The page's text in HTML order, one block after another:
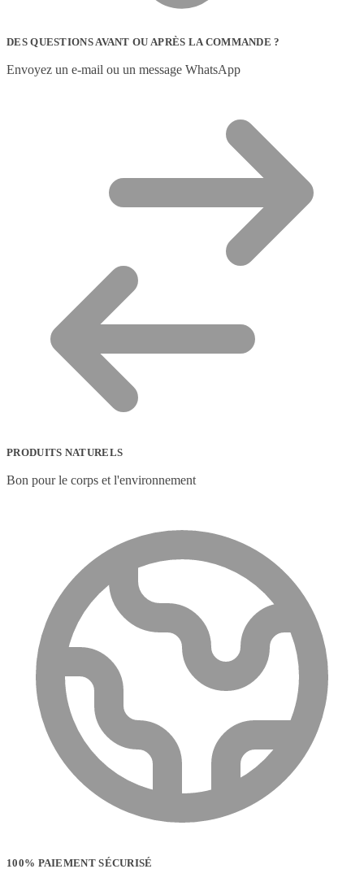
DES QUESTIONS AVANT OU APRÈS LA COMMANDE ?
Envoyez un e-mail ou un message WhatsApp
PRODUITS NATURELS
Bon pour le corps et l'environnement
100% PAIEMENT SÉCURISÉ